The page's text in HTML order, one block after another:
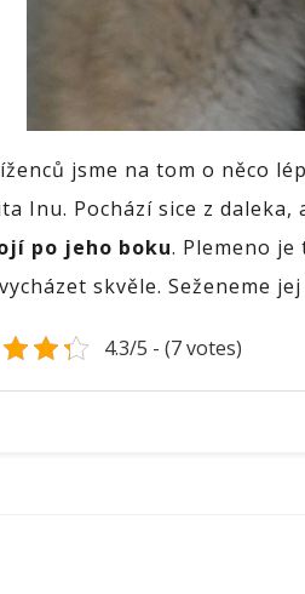
jsme na tom o něco
Inu. Pochází sice z
po jeho boku. Plemeno
vycházet skvěle. Seženeme jej
4.3/5 - (7 votes)